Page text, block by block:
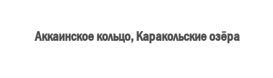
Аккаинское кольцо, Каракольские озёра